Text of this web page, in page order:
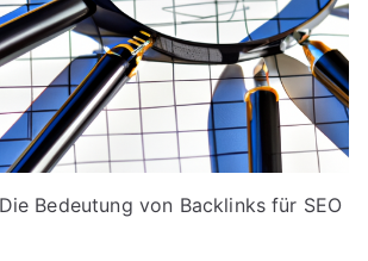
Die Bedeutung von Backlinks für SEO